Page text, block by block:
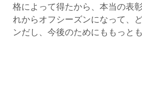
格によって得たから、本当の表
れからオフシーズンになって、
ンだし、今後のためにももっと